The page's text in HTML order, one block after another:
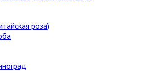
роза)